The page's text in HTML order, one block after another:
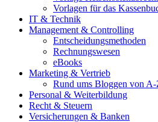
Vorlagen für das
IT & Technik
Management & Controlling
Entscheidungsmethoden
Rechnungswesen
eBooks
Marketing & Vertrieb
Rund ums Bloggen von A-
Personal & Weiterbildung
Recht & Steuern
Versicherungen & Banken